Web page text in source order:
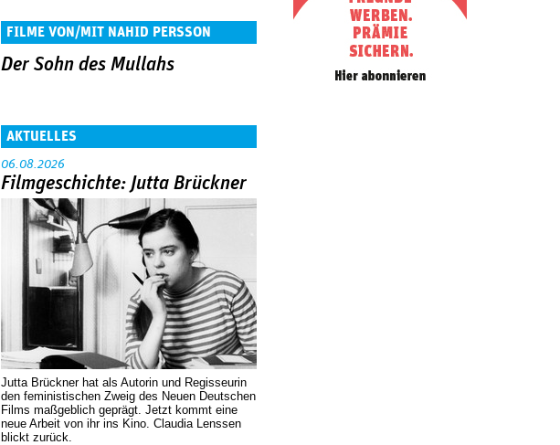
FILME VON/MIT NAHID PERSSON
SARVESTANI
Der Sohn des Mullahs
AKTUELLES
06.08.2026
Filmgeschichte: Jutta Brückner
Jutta Brückner hat als Autorin und Regisseurin
den feministischen Zweig des Neuen Deutschen
Films maßgeblich geprägt. Jetzt kommt eine
neue Arbeit von ihr ins Kino. Claudia Lenssen
blickt zurück.